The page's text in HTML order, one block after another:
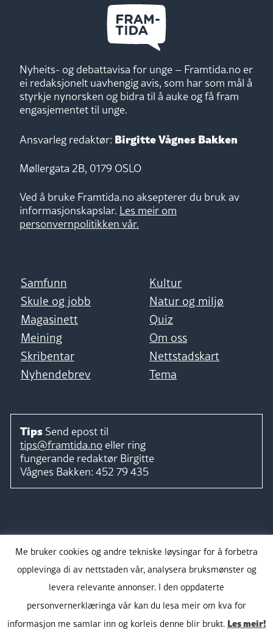
Nyheits- og debattavisa for unge – Framtida.no er
ei redaksjonelt uavhengig avis, som har som mål å
styrkje nynorsken og bidra til å auke og få fram
engasjementet til unge.
Ansvarleg redaktør: Birgitte Vågnes Bakken
Møllergata 2B, 0179 OSLO
Ved å bruke Framtida.no aksepterer du bruk av
informasjonskapslar. Les meir om
personvernpolitikken vår.
Samfunn
Kultur
Skule og jobb
Natur og miljø
Magasinett
Quiz
Meining
Om oss
Skribentar
Nettstadskart
Nyhendebrev
Tema
Tips Send epost til
tips@framtida.no eller ring
fungerande redaktør Birgitte
Vågnes Bakken: 452 79 435
Takk for støtta:
Me bruker cookies og andre tekniske løysingar for å forbetra
opplevinga di av nettstaden vår, analysera bruksmønster og
levera relevante annonser. I den oppdaterte
personvernerklæringa vår kan du lesa meir om kva for
informasjon me samlar inn og korleis denne blir brukt. Les meir!